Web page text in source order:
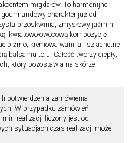
migdałów. To harmonijne
gourmandowy charakter już od
brzoskwinia, zmysłowy jaśmin
kwiatowo-owocową kompozycję
piżmo, kremowa wanilia i szlachetne
balsamu tolu. Całość tworzy ciepły,
który pozostawia na skórze
potwierdzenia zamówienia
W przypadku zamówień
realizacji liczony jest od
sytuacjach czas realizacji może